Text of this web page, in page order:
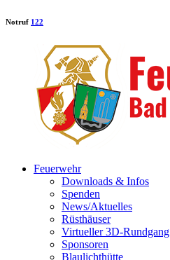
Notruf 122
Feuerwehr
Downloads & Infos
Spenden
News/Aktuelles
Rüsthäuser
Virtueller 3D-Rundgang
Sponsoren
Blaulichthütte